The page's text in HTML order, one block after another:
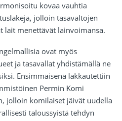
kovaa vauhtia
jolloin tasavaltojen
lait menettävät lainvoimansa.
ovat myös
ja tasavallat yhdistämällä ne
Ensimmäisenä lakkautettiin
Permin Komi
jolloin komilaiset jäivät uudella
taloussyistä tehdyn